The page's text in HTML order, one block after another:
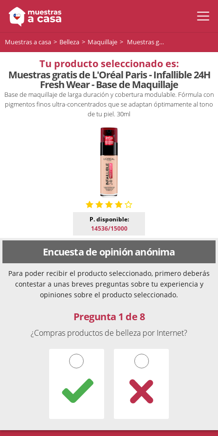
Muestras a casa Belleza Maquillaje Muestras gratis de L'Oréal Paris - Infallible 24H Fresh Wear - Base de Maquillaje
Tu producto seleccionado es:
Muestras gratis de L'Oréal Paris - Infallible 24H
Fresh Wear - Base de Maquillaje
Base de maquillaje de larga duración y cobertura modulable. Fórmula con
pigmentos finos ultra-concentrados que se adaptan óptimamente al tono
de tu piel. 30ml
P. disponible:
14536/15000
Encuesta de opinión anónima
Para poder recibir el producto seleccionado, primero deberás
contestar a unas breves preguntas sobre tu experiencia y
opiniones sobre el producto seleccionado.
Pregunta 1 de 8
¿Compras productos de belleza por Internet?